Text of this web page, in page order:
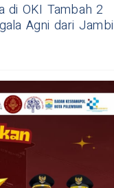
di OKI Tambah 2
Agni dari Jambi